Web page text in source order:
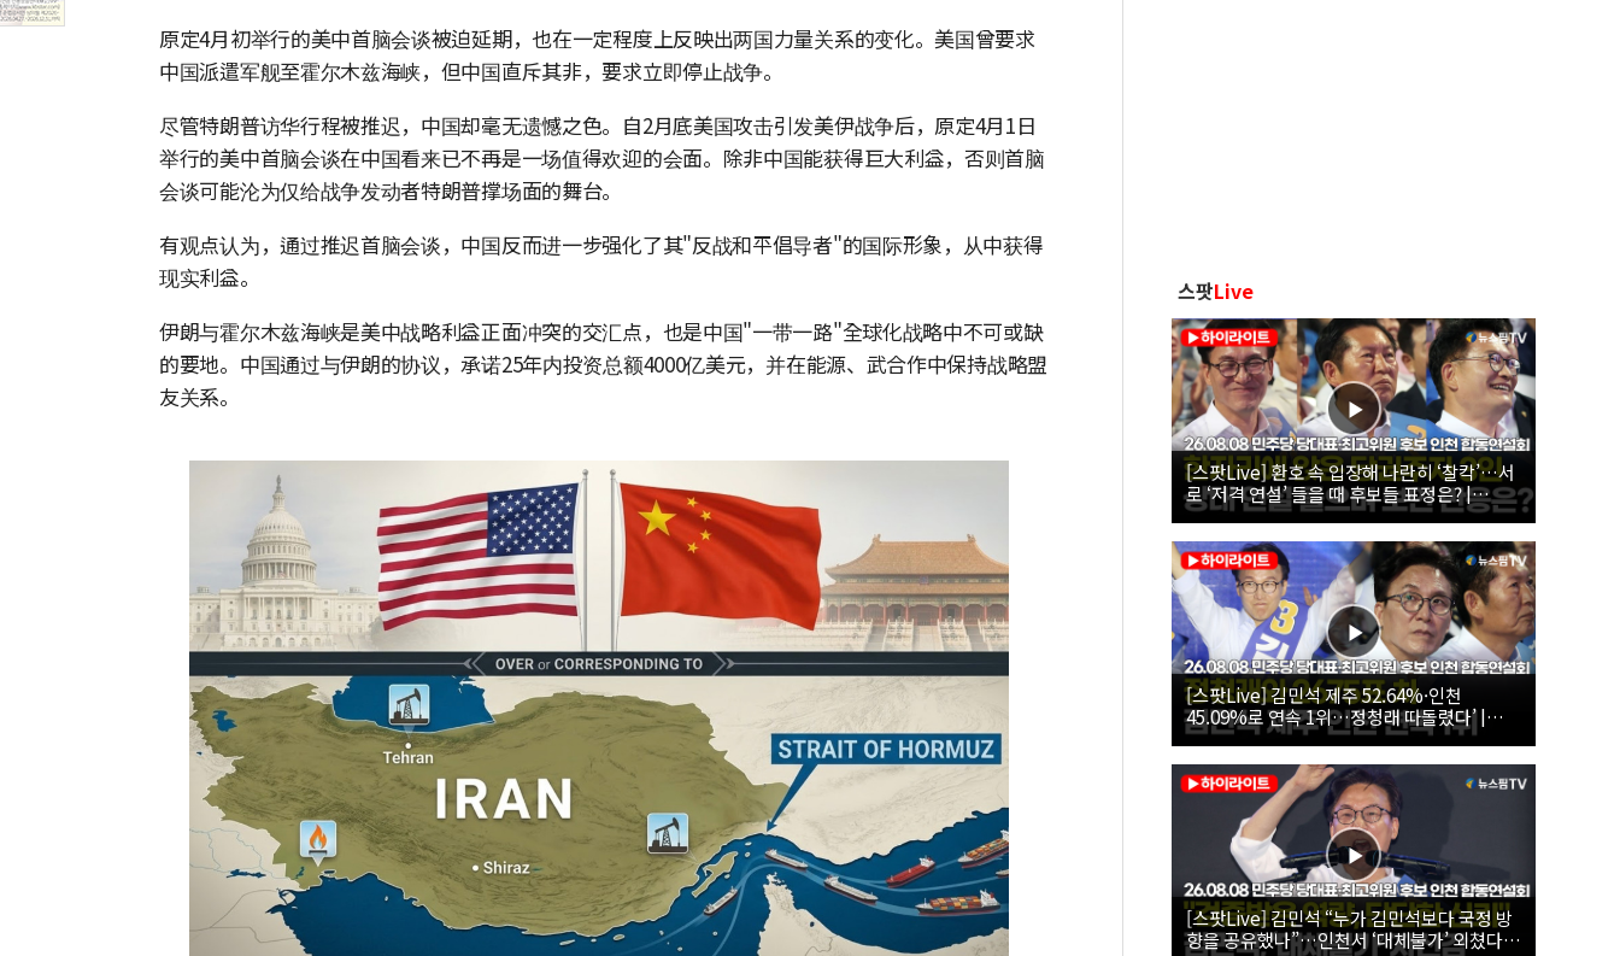
原定4月初举行的美中首脑会谈被迫延期，也在一定程度上反映出两国力量关系的变化。美国曾要求
中国派遣军舰至霍尔木兹海峡，但中国直斥其非，要求立即停止战争。
尽管特朗普访华行程被推迟，中国却毫无遗憾之色。自2月底美国攻击引发美伊战争后，原定4月1日
举行的美中首脑会谈在中国看来已不再是一场值得欢迎的会面。除非中国能获得巨大利益，否则首脑
会谈可能沦为仅给战争发动者特朗普撑场面的舞台。
有观点认为，通过推迟首脑会谈，中国反而进一步强化了其"反战和平倡导者"的国际形象，从中获得
现实利益。
伊朗与霍尔木兹海峡是美中战略利益正面冲突的交汇点，也是中国"一带一路"全球化战略中不可或缺
的要地。中国通过与伊朗的协议，承诺25年内投资总额4000亿美元，并在能源、武合作中保持战略盟
友关系。
스팟Live
[스팟Live] 환호 속 입장해 나란히 ‘찰칵’…서
로 ‘저격 연설’ 들을 때 후보들 표정은? |
26.08.08 더불어민주당 당대표·최고위원 후
보 인천 합동연설회
[스팟Live] 김민석 제주 52.64%·인천
45.09%로 연속 1위…정청래 따돌렸다’ |
26.08.08 더불어민주당 당대표·최고위원 후
보 인천 합동연설회
[스팟Live] 김민석 “누가 김민석보다 국정 방
향을 공유했나”…인천서 ‘대체불가’ 외쳤다 |